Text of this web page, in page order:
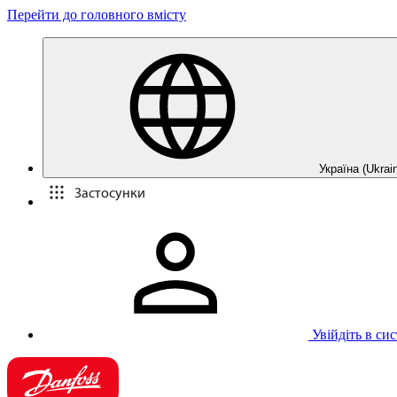
Перейти до головного вмісту
Україна
Застосунки
Увійдіть в